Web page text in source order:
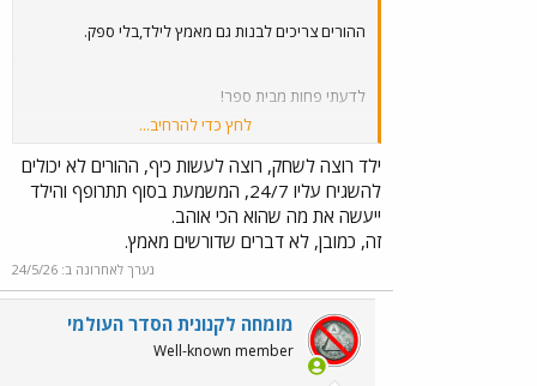
ההורים צריכים לבנות גם מאמץ לילד,בלי ספק.
לדעתי פחות מבית ספר!
להיות בבית בשביל הילד ולא להתפתות לאוכל/מסך וכד'
בכמות גדולה מידי או רק למשחקים ושטויות כבר דורש
מאמץ...
לחץ כדי להרחיב...
ילד רוצה לשחק, רוצה לעשות כיף, ההורים לא יכולים
להשגיח עליו 24/7, המשמעת בסוף תתרופף והילד
ייעשה את מה שהוא הכי אוהב.
זה, כמובן, לא דברים שדורשים מאמץ.
נערך לאחרונה ב: 24/5/26
מומחה לקנונית הסדר העולמי
Well-known member